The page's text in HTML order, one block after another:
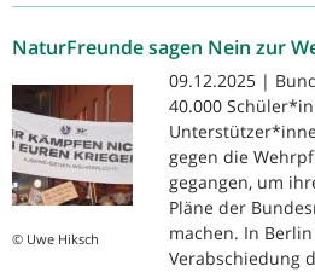
NaturFreunde sagen Nein zur
© Uwe Hiksch
09.12.2025 |
40.000
gegen die
gegangen, um
Pläne der
machen. In
Verabschiedung